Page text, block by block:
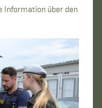
Information über den